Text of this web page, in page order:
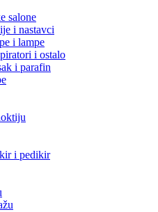
salone
i nastavci
i lampe
i ostalo
i parafin
i pedikir